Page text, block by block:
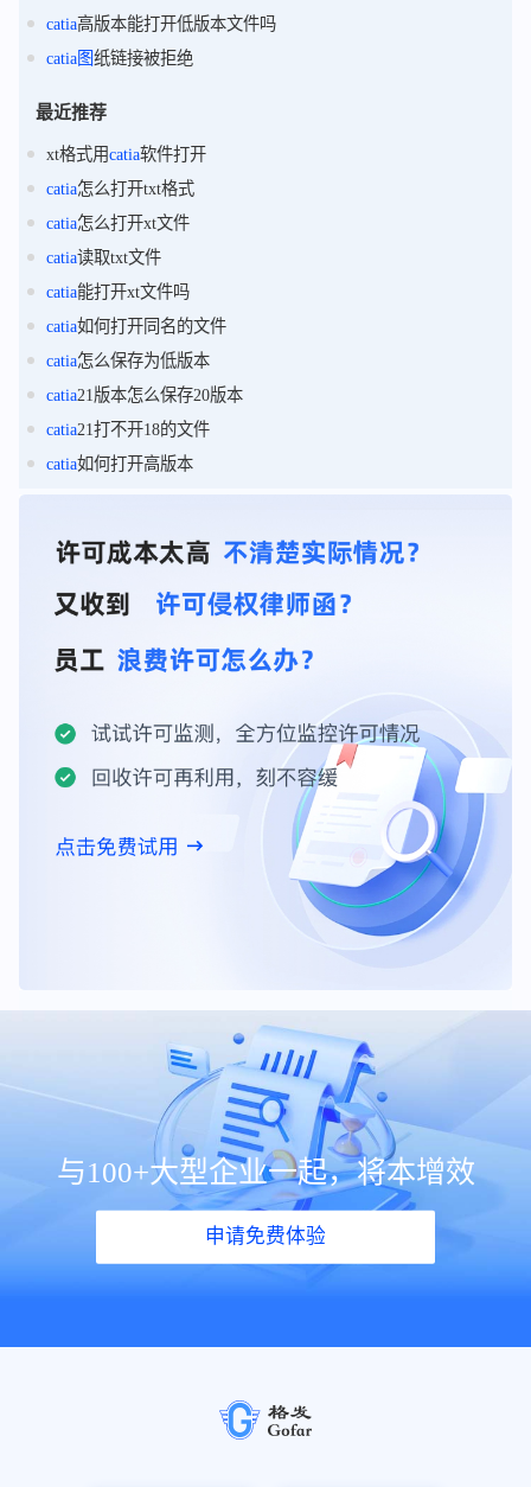
catia高版本能打开低版本文件吗
catia图纸链接被拒绝
最近推荐
xt格式用catia软件打开
catia怎么打开txt格式
catia怎么打开xt文件
catia读取txt文件
catia能打开xt文件吗
catia如何打开同名的文件
catia怎么保存为低版本
catia21版本怎么保存20版本
catia21打不开18的文件
catia如何打开高版本
与100+大型企业一起，将本增效
申请免费体验